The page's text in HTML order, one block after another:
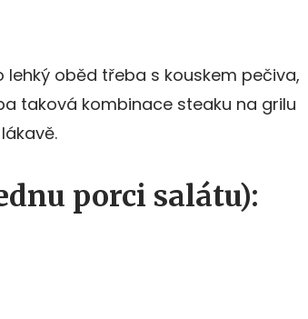
lehký oběd třeba s kouskem pečiva,
taková kombinace steaku na grilu
porci salátu):